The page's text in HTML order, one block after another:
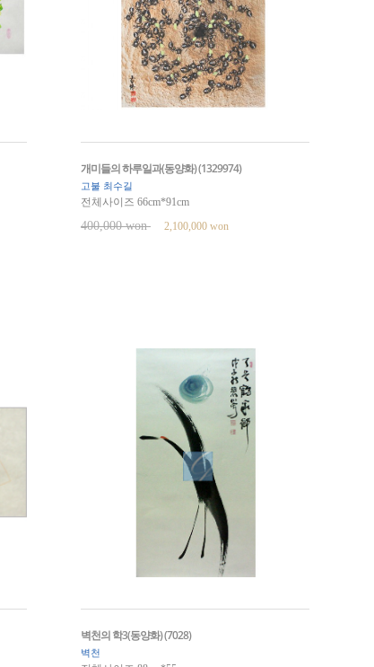
개미들의 하루일과(동양화) (1329974)
고불 최수길
전체사이즈 66cm*91cm
400,000 won 2,100,000 won
벽천의 학3(동양화) (7028)
벽천